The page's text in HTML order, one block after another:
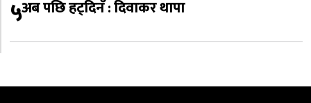
५अब पछि हट्दिनँ : दिवाकर थापा